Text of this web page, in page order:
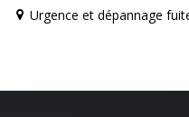
Urgence et dépannage